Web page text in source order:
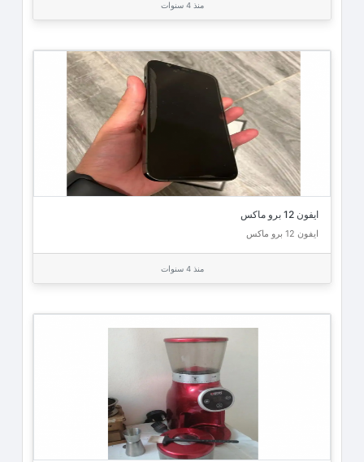
منذ 4 سنوات
ايفون 12 برو ماكس
ايفون 12 برو ماكس
منذ 4 سنوات